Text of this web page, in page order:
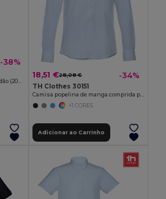
-38%
Bata de sarja (180g/m²), em algodão (20%) e poliéster (80%)
18,51 €28,08 € -34%
TH Clothes 30151
Camisa popelina de manga comprida para homem
+1 CORES
Adicionar ao Carrinho